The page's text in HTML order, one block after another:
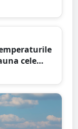
cele